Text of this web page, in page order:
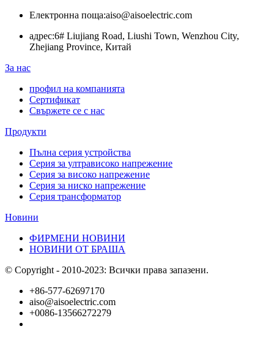
Електронна поща:aiso@aisoelectric.com
адрес:6# Liujiang Road, Liushi Town, Wenzhou City,
Zhejiang Province, Китай
За нас
профил на компанията
Сертификат
Свържете се с нас
Продукти
Пълна серия устройства
Серия за ултрависоко напрежение
Серия за високо напрежение
Серия за ниско напрежение
Серия трансформатор
Новини
ФИРМЕНИ НОВИНИ
НОВИНИ ОТ БРАША
© Copyright - 2010-2023: Всички права запазени.
+86-577-62697170
aiso@aisoelectric.com
+0086-13566272279